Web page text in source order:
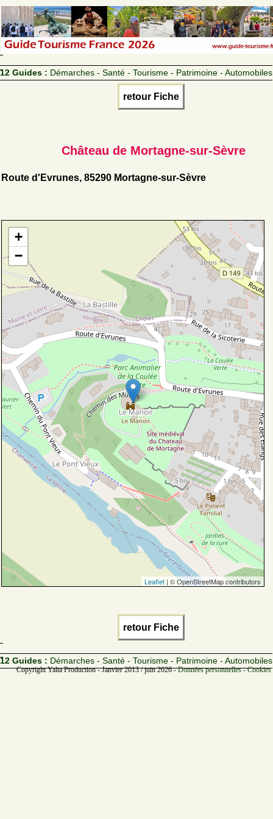
12 Guides : Démarches - Santé - Tourisme - Patrimoine - Automobiles
retour Fiche
Château de Mortagne-sur-Sèvre
Route d'Evrunes, 85290 Mortagne-sur-Sèvre
+
−
Leaflet | © OpenStreetMap contributors
retour Fiche
12 Guides : Démarches - Santé - Tourisme - Patrimoine - Automobiles
Copyright Yalta Production - Janvier 2013 / juin 2026 -Données personnelles -